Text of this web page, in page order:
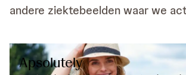
andere ziektebeelden waar we
Apsolutely